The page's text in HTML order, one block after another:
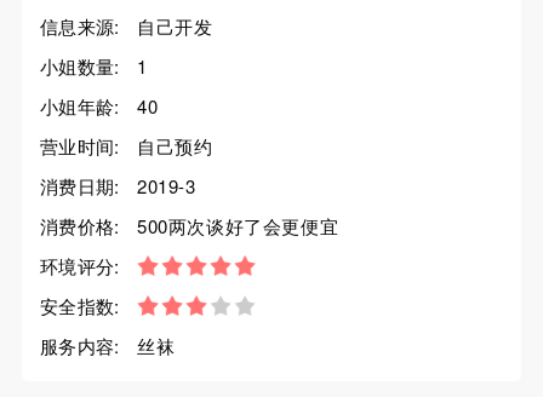
信息来源:
自己开发
小姐数量:
1
小姐年龄:
40
营业时间:
自己预约
消费日期:
2019-3
消费价格:
500两次谈好了会更便宜
环境评分:
安全指数:
服务内容:
丝袜